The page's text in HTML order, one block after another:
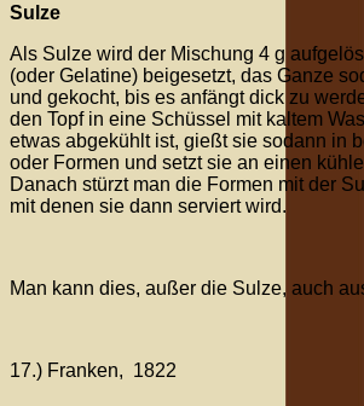
Sulze
Als Sulze wird der Mischung 4 g
(oder Gelatine) beigesetzt, das Ganze
und gekocht, bis es anfängt dick zu
den Topf in eine Schüssel mit kaltem
etwas abgekühlt ist, gießt sie sodann in
oder Formen und setzt sie an einen
Danach stürzt man die Formen mit der
mit denen sie dann serviert wird.
Man kann dies, außer die Sulze, auch
17.) Franken, 1822